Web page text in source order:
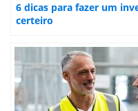
6 dicas para fazer um
certeiro